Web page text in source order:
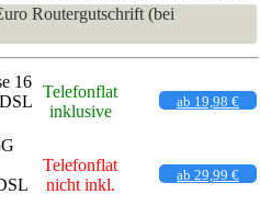
Routergutschrift (bei
16
Telefonflat
inklusive
ab 19,98 €
Telefonflat
nicht inkl.
ab 29,99 €